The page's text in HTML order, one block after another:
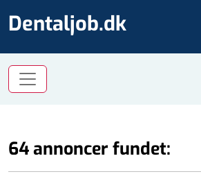
Dentaljob.dk
64 annoncer fundet: